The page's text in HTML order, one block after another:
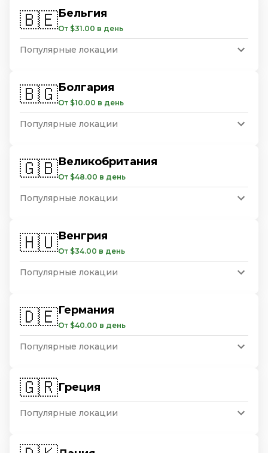
🇧🇪Бельгия
От $31.00 в день
Популярные локации
🇧🇬Болгария
От $10.00 в день
Популярные локации
🇬🇧Великобритания
От $48.00 в день
Популярные локации
🇭🇺Венгрия
От $34.00 в день
Популярные локации
🇩🇪Германия
От $40.00 в день
Популярные локации
🇬🇷Греция
Популярные локации